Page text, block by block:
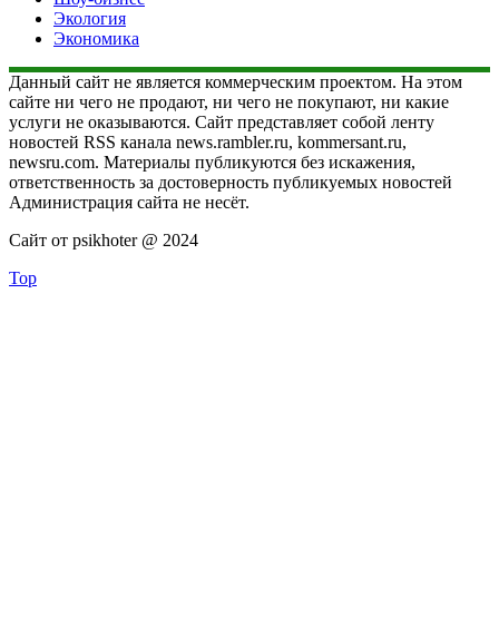
Экология
Экономика
Данный сайт не является коммерческим проектом. На этом
сайте ни чего не продают, ни чего не покупают, ни какие
услуги не оказываются. Сайт представляет собой ленту
новостей RSS канала news.rambler.ru, kommersant.ru,
newsru.com. Материалы публикуются без искажения,
ответственность за достоверность публикуемых новостей
Администрация сайта не несёт.
Сайт от psikhoter @ 2024
Top